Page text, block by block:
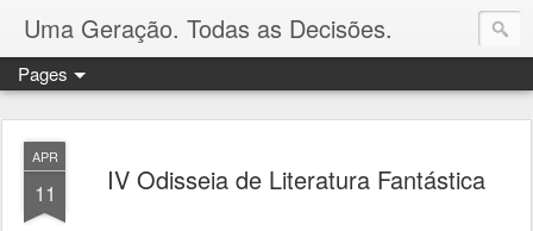
Uma Geração. Todas as Decisões.
Pages
APR
11 IV Odisseia de Literatura Fantástica